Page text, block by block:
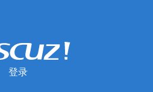
登录